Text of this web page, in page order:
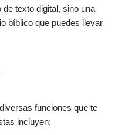
texto digital, sino una
bíblico que puedes llevar
funciones que te
incluyen: